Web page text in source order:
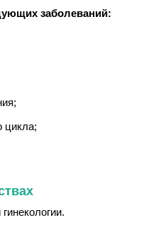
заболеваний:
цикла;